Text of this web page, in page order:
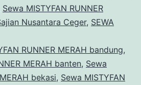
Sewa MISTYFAN RUNNER
Nusantara Ceger, SEWA
RUNNER MERAH bandung,
MERAH banten, Sewa
bekasi, Sewa MISTYFAN